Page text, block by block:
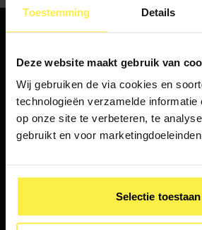
Toestemming Details
Deze website maakt gebruik van
Wij gebruiken de via cookies en
technologieën verzamelde informatie
op onze site te verbeteren, te
gebruikt en voor
Selectie toestaan
Home
Ons aanbod
Nieuws & media